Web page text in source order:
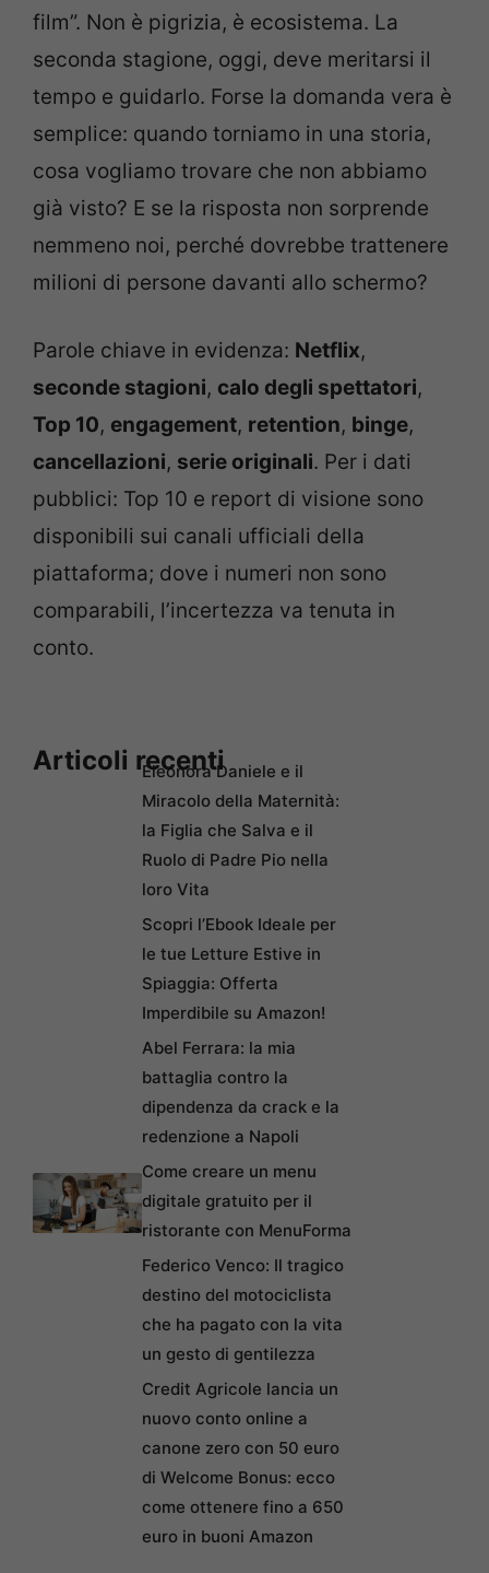
film”. Non è pigrizia, è ecosistema. La
seconda stagione, oggi, deve meritarsi il
tempo e guidarlo. Forse la domanda vera è
semplice: quando torniamo in una storia,
cosa vogliamo trovare che non abbiamo
già visto? E se la risposta non sorprende
nemmeno noi, perché dovrebbe trattenere
milioni di persone davanti allo schermo?
Parole chiave in evidenza: Netflix,
seconde stagioni, calo degli spettatori,
Top 10, engagement, retention, binge,
cancellazioni, serie originali. Per i dati
pubblici: Top 10 e report di visione sono
disponibili sui canali ufficiali della
piattaforma; dove i numeri non sono
comparabili, l’incertezza va tenuta in
conto.
Articoli recentiEleonora Daniele e il
Miracolo della Maternità:
la Figlia che Salva e il
Ruolo di Padre Pio nella
loro Vita
Scopri l’Ebook Ideale per
le tue Letture Estive in
Spiaggia: Offerta
Imperdibile su Amazon!
Abel Ferrara: la mia
battaglia contro la
dipendenza da crack e la
redenzione a Napoli
Come creare un menu
digitale gratuito per il
ristorante con MenuForma
Federico Venco: Il tragico
destino del motociclista
che ha pagato con la vita
un gesto di gentilezza
Credit Agricole lancia un
nuovo conto online a
canone zero con 50 euro
di Welcome Bonus: ecco
come ottenere fino a 650
euro in buoni Amazon